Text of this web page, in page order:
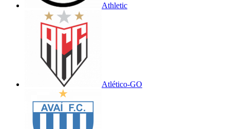
Athletic
Atlético-GO